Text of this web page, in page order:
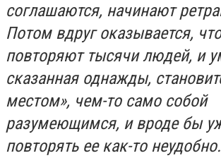
соглашаются, начинают
Потом вдруг оказывается,
повторяют тысячи людей, и
сказанная однажды,
местом», чем-то само собой
разумеющимся, и вроде бы
повторять ее как-то